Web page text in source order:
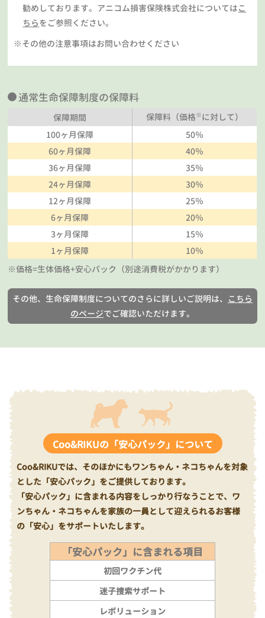
勧めしております。アニコム損害保険株式会社についてはこ
ちらをご参照ください。
※その他の注意事項はお問い合わせください
通常生命保障制度の保障料
保障期間 保障料（価格※に対して）
100ヶ月保障
50％
60ヶ月保障
40％
36ヶ月保障
35％
24ヶ月保障
30％
12ヶ月保障
25％
6ヶ月保障
20％
3ヶ月保障
15％
1ヶ月保障
10％
※価格=生体価格+安心パック（別途消費税がかかります）
その他、生命保障制度についてのさらに詳しいご説明は、 こちら
のページでご確認いただけます。
Coo&RIKUの「安心パック」について
Coo&RIKUでは、そのほかにもワンちゃん・ネコちゃんを対象
とした「安心パック」をご提供しております。
「安心パック」に含まれる内容をしっかり行なうことで、ワ
ンちゃん・ネコちゃんを家族の一員として迎えられるお客様
の「安心」をサポートいたします。
「安心パック」に含まれる項目
初回ワクチン代
迷子捜索サポート
レボリューション